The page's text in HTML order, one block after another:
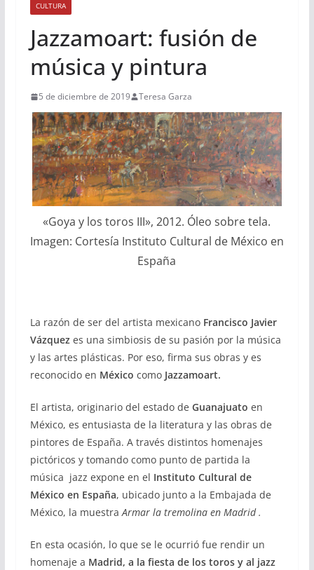
CULTURA
Jazzamoart: fusión de
música y pintura
5 de diciembre de 2019 Teresa Garza
«Goya y los toros III», 2012. Óleo sobre tela.
Imagen: Cortesía Instituto Cultural de México en
España
La razón de ser del artista mexicano Francisco Javier
Vázquezes una simbiosis de su pasión por la música
y las artes plásticas. Por eso, firma sus obras y es
reconocido en México como Jazzamoart.
El artista, originario del estado de Guanajuato en
México, es entusiasta de la literatura y las obras de
pintores de España. A través distintos homenajes
pictóricos y tomando como punto de partida la
música jazz expone en el Instituto Cultural de
México en España, ubicado junto a la Embajada de
México, la muestraArmar la tremolina en Madrid .
En esta ocasión, lo que se le ocurrió fue rendir un
homenaje a Madrid, a la fiesta de los toros y al jazz